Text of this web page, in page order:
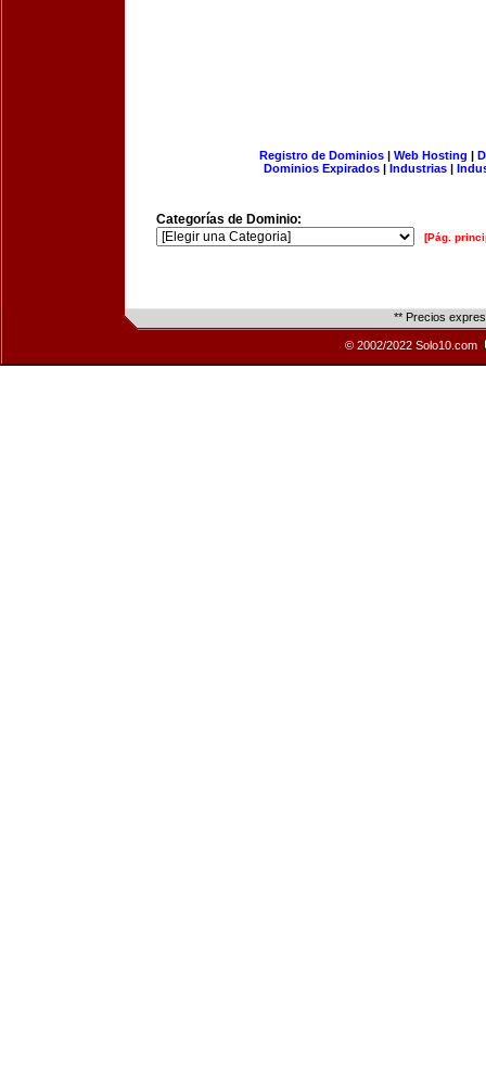
Registro de Dominios| Web Hosting |
Dominios Expirados | Industrias |
Categorías de Dominio:
[Pág.
** Precios
© 2002/2022 Solo10.com